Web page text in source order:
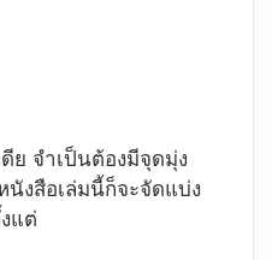
ย จำเป็นต้องมีจุดมุ่ง
งสือเล่มนี้ก็จะจัดแบ่ง
แต่